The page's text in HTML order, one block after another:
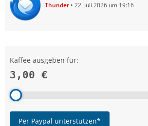
Thunder 22. Juli 2026 um 19:16
Kaffee ausgeben für:
3,00 €
Per Paypal unterstützen*